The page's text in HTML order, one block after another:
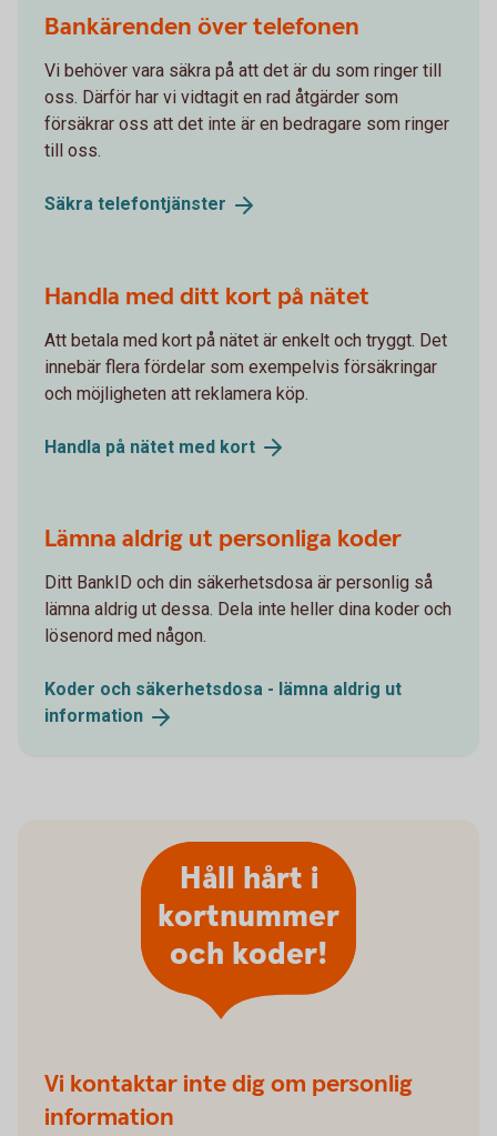
Bankärenden över telefonen
Vi behöver vara säkra på att det är du som ringer till
oss. Därför har vi vidtagit en rad åtgärder som
försäkrar oss att det inte är en bedragare som ringer
till oss.
Säkra telefontjänster
Handla med ditt kort på nätet
Att betala med kort på nätet är enkelt och tryggt. Det
innebär flera fördelar som exempelvis försäkringar
och möjligheten att reklamera köp.
Handla på nätet med kort
Lämna aldrig ut personliga koder
Ditt BankID och din säkerhetsdosa är personlig så
lämna aldrig ut dessa. Dela inte heller dina koder och
lösenord med någon.
Koder och säkerhetsdosa - lämna aldrig ut
information
Håll hårt i
kortnummer
och koder!
Vi kontaktar inte dig om personlig
information